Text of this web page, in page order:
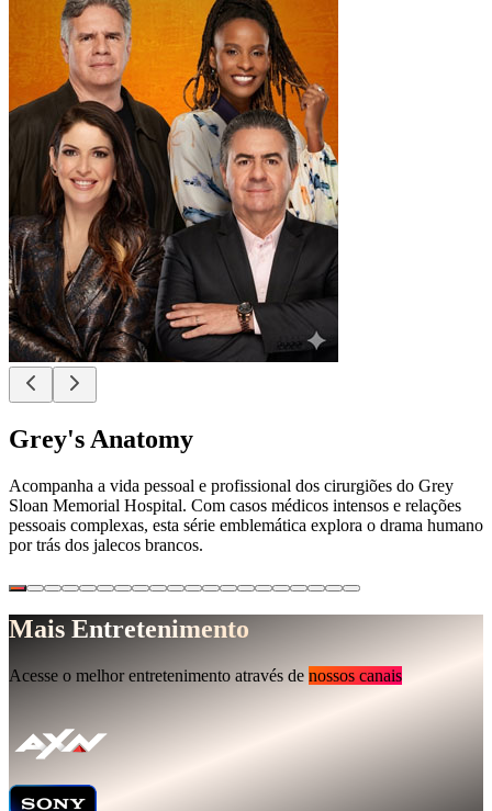
Grey's Anatomy
Acompanha a vida pessoal e profissional dos cirurgiões do Grey
Sloan Memorial Hospital. Com casos médicos intensos e relações
pessoais complexas, esta série emblemática explora o drama humano
por trás dos jalecos brancos.
Mais Entretenimento
Acesse o melhor entretenimento através de nossos canais